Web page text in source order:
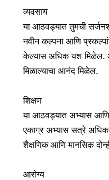
व्यवसाय
या आठवड्यात तुमची
नवीन कल्पना आणि
केल्यास अधिक यश मिळेल.
मिळाल्याचा आनंद मिळेल.
शिक्षण
या आठवड्यात अभ्यास आणि
एकाग्र अभ्यास सत्रे
शैक्षणिक आणि मानसिक
आरोग्य